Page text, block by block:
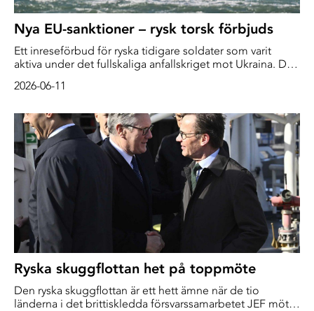
Nya EU-sanktioner – rysk torsk förbjuds
Ett inreseförbud för ryska tidigare soldater som varit
aktiva under det fullskaliga anfallskriget mot Ukraina. Det
den ryska krigsekonomin.
2026-06-11
Ryska skuggflottan het på toppmöte
Den ryska skuggflottan är ett hett ämne när de tio
länderna i det brittiskledda försvarssamarbetet JEF möts i